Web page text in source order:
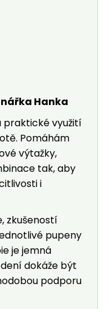
Hanka
praktické využití
Pomáhám
výtažky,
tak, aby
i
zkušeností
pupeny
je jemná
dokáže být
podporu